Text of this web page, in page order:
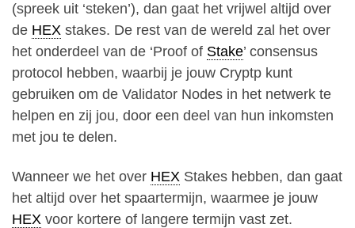
(spreek uit ‘steken’), dan gaat het vrijwel altijd over
de HEX stakes. De rest van de wereld zal het over
het onderdeel van de ‘Proof of Stake’ consensus
protocol hebben, waarbij je jouw Cryptp kunt
gebruiken om de Validator Nodes in het netwerk te
helpen en zij jou, door een deel van hun inkomsten
met jou te delen.
Wanneer we het over HEX Stakes hebben, dan gaat
het altijd over het spaartermijn, waarmee je jouw
HEX voor kortere of langere termijn vast zet.